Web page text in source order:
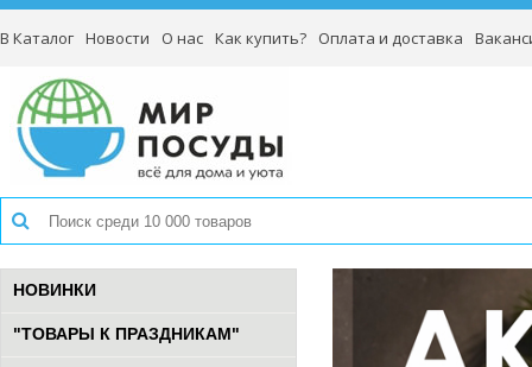
В Каталог Новости О нас Как купить? Оплата и доставка
НОВИНКИ
"ТОВАРЫ К ПРАЗДНИКАМ"